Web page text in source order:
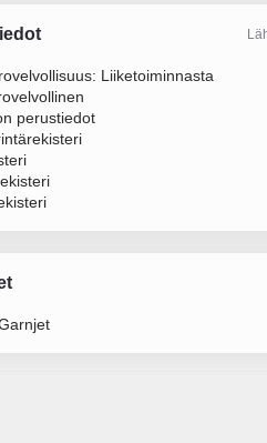
Liiketoiminnasta
perustiedot